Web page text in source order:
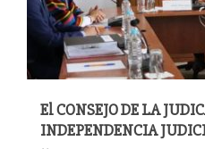
El CONSEJO DE LA
INDEPENDENCIA